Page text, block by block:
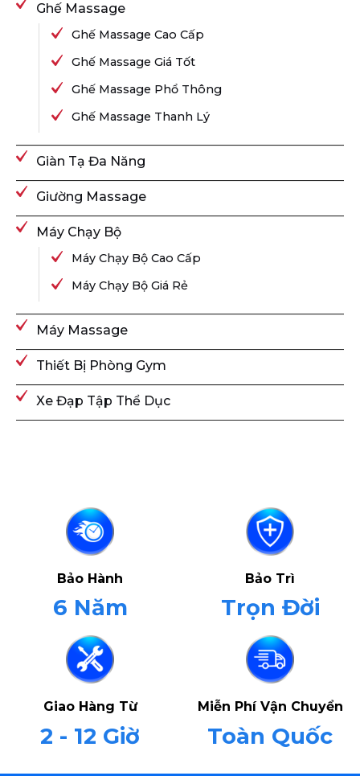
Ghế Massage
Ghế Massage Cao Cấp
Ghế Massage Giá Tốt
Ghế Massage Phổ Thông
Ghế Massage Thanh Lý
Giàn Tạ Đa Năng
Giường Massage
Máy Chạy Bộ
Máy Chạy Bộ Cao Cấp
Máy Chạy Bộ Giá Rẻ
Máy Massage
Thiết Bị Phòng Gym
Xe Đạp Tập Thể Dục
Bảo Hành
6 Năm
Bảo Trì
Trọn Đời
Giao Hàng Từ
2 - 12 Giờ
Miễn Phí Vận Chuyển
Toàn Quốc